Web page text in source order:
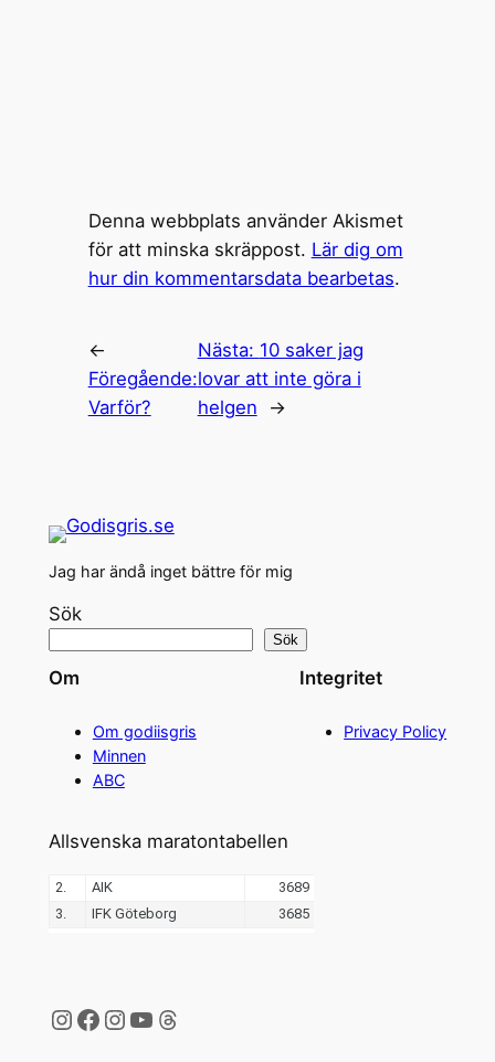
Denna webbplats använder Akismet
för att minska skräppost. Lär dig om
hur din kommentarsdata bearbetas.
←
Föregående:
Varför?
Nästa: 10 saker jag
lovar att inte göra i
helgen
→
Jag har ändå inget bättre för mig
Sök
Sök
Om
Om godiisgris
Minnen
ABC
Integritet
Privacy Policy
Allsvenska maratontabellen
Instagram
Facebook
Instagram
YouTube
Threads